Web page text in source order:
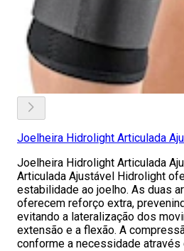
Joelheira Hidrolight Articulada
Joelheira Hidrolight Articulada
Articulada Ajustável Hidrolight
estabilidade ao joelho. As duas
oferecem reforço extra,
evitando a lateralização dos
extensão e a flexão. A
conforme a necessidade